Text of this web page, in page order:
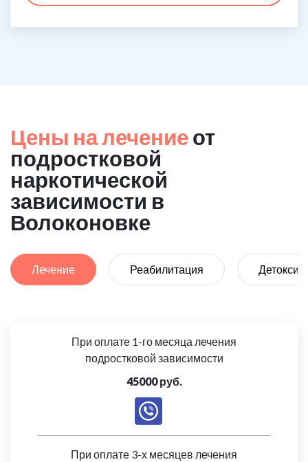
Цены на лечение от
подростковой
наркотической
зависимости в
Волоконовке
Лечение Реабилитация
При оплате 1-го месяца лечения
подростковой зависимости
45000 руб.
При оплате 3-х месяцев лечения